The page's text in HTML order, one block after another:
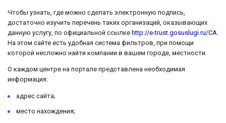
Чтобы узнать, где можно сделать электронную подпись,
достаточно изучить перечень таких организаций, оказывающих
данную услугу, по официальной ссылке http://e-trust.gosuslugi.ru/CA
На этом сайте есть удобная система фильтров, при помощи
которой несложно найти компании в вашем городе, местности.
О каждом центре на портале представлена необходимая
информация:
адрес сайта;
место нахождения;